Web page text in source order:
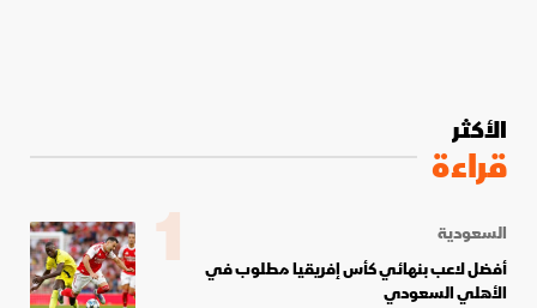
الأكثر
قراءة
السعودية
أفضل لاعب بنهائي كأس إفريقيا مطلوب في
الأهلي السعودي
1